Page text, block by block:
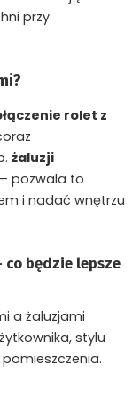
przy
rolet z
żaluzji
– pozwala to
i nadać wnętrzu
co będzie lepsze
a żaluzjami
stylu